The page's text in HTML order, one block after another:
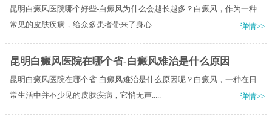
昆明白癜风医院哪个好些-白癜风为什么会越长越多？白癜风，作为一种
常见的皮肤疾病，给众多患者带来了身心.....
详情>>
昆明白癜风医院在哪个省-白癜风难治是什么原因
昆明白癜风医院在哪个省-白癜风难治是什么原因呢？白癜风，一种在日
常生活中并不少见的皮肤疾病，它悄无声.....
详情>>